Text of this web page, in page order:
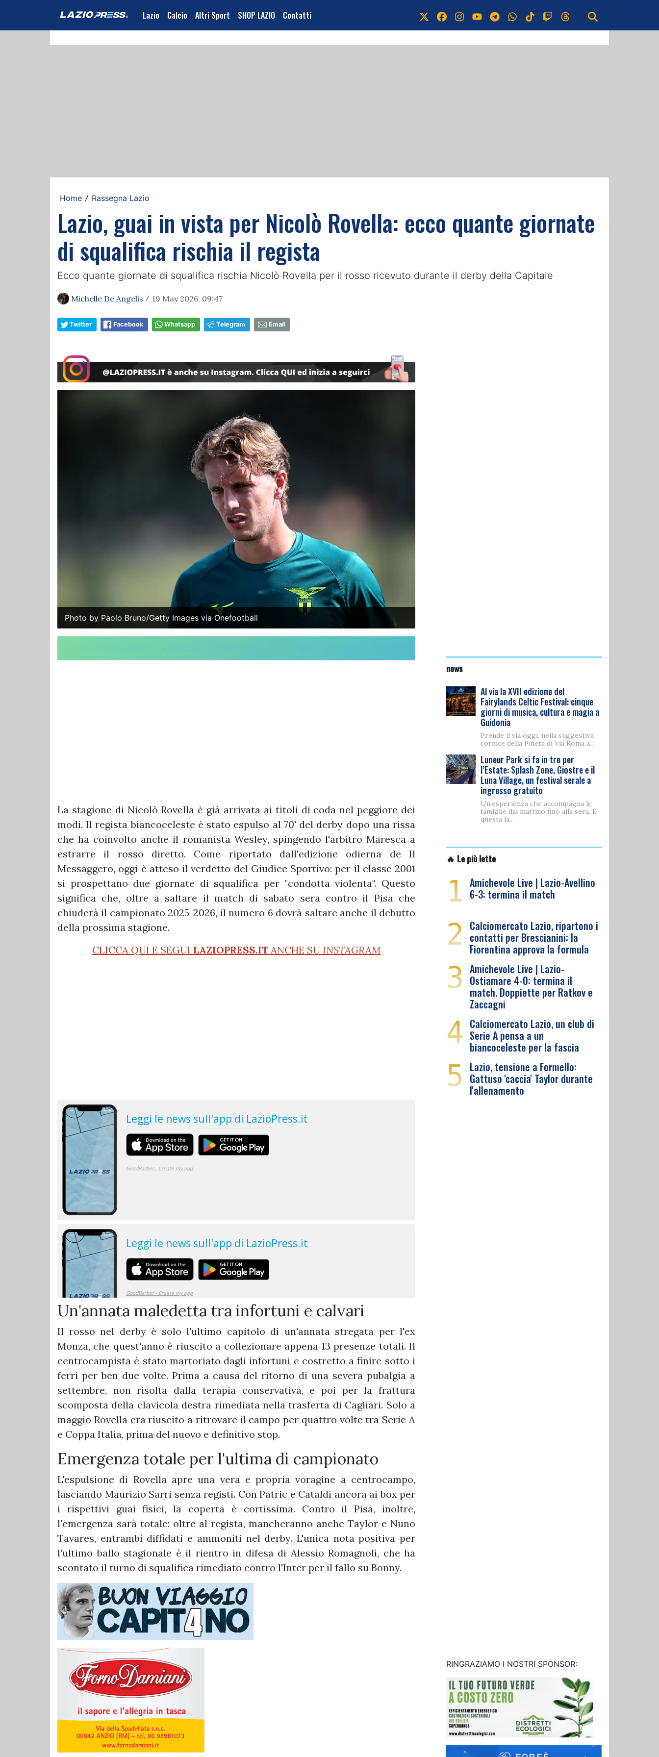
Lazio Calcio Altri Sport SHOP LAZIO Contatti
Home / Rassegna Lazio
Lazio, guai in vista per Nicolò Rovella: ecco quante giornate
di squalifica rischia il regista
Ecco quante giornate di squalifica rischia Nicolò Rovella per il rosso ricevuto durante il derby della Capitale
Michelle De Angelis / 19 May 2026, 09:47
Twitter Facebook Whatsapp Telegram Email
Photo by Paolo Bruno/Getty Images via Onefootball
La stagione di Nicolò Rovella è già arrivata ai titoli di coda nel peggiore dei
modi. Il regista biancoceleste è stato espulso al 70' del derby dopo una rissa
che ha coinvolto anche il romanista Wesley, spingendo l'arbitro Maresca a
estrarre il rosso diretto. Come riportato dall'edizione odierna de Il
Messaggero, oggi è atteso il verdetto del Giudice Sportivo: per il classe 2001
si prospettano due giornate di squalifica per "condotta violenta". Questo
significa che, oltre a saltare il match di sabato sera contro il Pisa che
chiuderà il campionato 2025-2026, il numero 6 dovrà saltare anche il debutto
della prossima stagione.
CLICCA QUI E SEGUI LAZIOPRESS.IT ANCHE SU INSTAGRAM
Un'annata maledetta tra infortuni e calvari
Il rosso nel derby è solo l'ultimo capitolo di un'annata stregata per l'ex
Monza, che quest'anno è riuscito a collezionare appena 13 presenze totali. Il
centrocampista è stato martoriato dagli infortuni e costretto a finire sotto i
ferri per ben due volte. Prima a causa del ritorno di una severa pubalgia a
settembre, non risolta dalla terapia conservativa, e poi per la frattura
scomposta della clavicola destra rimediata nella trasferta di Cagliari. Solo a
maggio Rovella era riuscito a ritrovare il campo per quattro volte tra Serie A
e Coppa Italia, prima del nuovo e definitivo stop.
Emergenza totale per l'ultima di campionato
L'espulsione di Rovella apre una vera e propria voragine a centrocampo,
lasciando Maurizio Sarri senza registi. Con Patric e Cataldi ancora ai box per
i rispettivi guai fisici, la coperta è cortissima. Contro il Pisa, inoltre,
l'emergenza sarà totale: oltre al regista, mancheranno anche Taylor e Nuno
Tavares, entrambi diffidati e ammoniti nel derby. L'unica nota positiva per
l'ultimo ballo stagionale è il rientro in difesa di Alessio Romagnoli, che ha
scontato il turno di squalifica rimediato contro l'Inter per il fallo su Bonny.
news
Al via la XVII edizione del
Fairylands Celtic Festival: cinque
giorni di musica, cultura e magia a
Guidonia
Prende il via oggi, nella suggestiva
cornice della Pineta di Via Roma a...
Luneur Park si fa in tre per
l’Estate: Splash Zone, Giostre e il
Luna Village, un festival serale a
ingresso gratuito
Un’esperienza che accompagna le
famiglie dal mattino fino alla sera. È
questa la...
🔥 Le più lette
1 Amichevole Live | Lazio-Avellino
6-3: termina il match
2 Calciomercato Lazio, ripartono i
contatti per Brescianini: la
Fiorentina approva la formula
3 Amichevole Live | Lazio-
Ostiamare 4-0: termina il
match. Doppiette per Ratkov e
Zaccagni
4 Calciomercato Lazio, un club di
Serie A pensa a un
biancoceleste per la fascia
5 Lazio, tensione a Formello:
Gattuso 'caccia' Taylor durante
l'allenamento
RINGRAZIAMO I NOSTRI SPONSOR: